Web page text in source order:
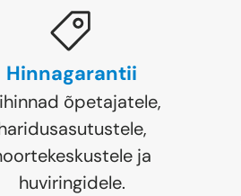
Hinnagarantii
õpetajatele,
ja
huviringidele.